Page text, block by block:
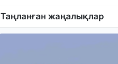
Таңланған жаңалықлар